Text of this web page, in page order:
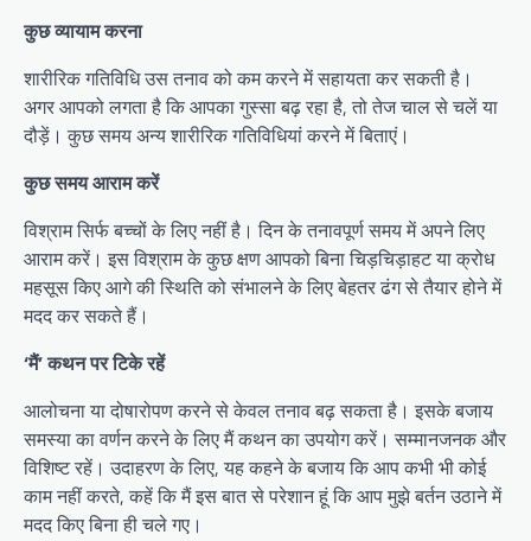
कुछ व्यायाम करना
शारीरिक गतिविधि उस तनाव को कम करने में सहायता कर सकती है।
अगर आपको लगता है कि आपका गुस्सा बढ़ रहा है, तो तेज चाल से चलें या
दौड़ें। कुछ समय अन्य शारीरिक गतिविधियां करने में बिताएं।
कुछ समय आराम करें
विश्राम सिर्फ बच्चों के लिए नहीं है। दिन के तनावपूर्ण समय में अपने लिए
आराम करें। इस विश्राम के कुछ क्षण आपको बिना चिड़चिड़ाहट या क्रोध
महसूस किए आगे की स्थिति को संभालने के लिए बेहतर ढंग से तैयार होने में
मदद कर सकते हैं।
‘मैं’ कथन पर टिके रहें
आलोचना या दोषारोपण करने से केवल तनाव बढ़ सकता है। इसके बजाय
समस्या का वर्णन करने के लिए मैं कथन का उपयोग करें। सम्मानजनक और
विशिष्ट रहें। उदाहरण के लिए, यह कहने के बजाय कि आप कभी भी कोई
काम नहीं करते, कहें कि मैं इस बात से परेशान हूं कि आप मुझे बर्तन उठाने में
मदद किए बिना ही चले गए।